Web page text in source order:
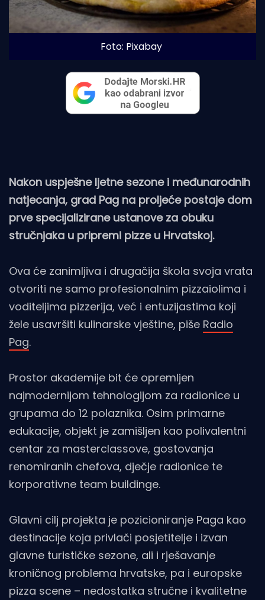
Foto: Pixabay
Nakon uspješne ljetne sezone i međunarodnih
natjecanja, grad Pag na proljeće postaje dom
prve specijalizirane ustanove za obuku
stručnjaka u pripremi pizze u Hrvatskoj.
Ova će zanimljiva i drugačija škola svoja vrata
otvoriti ne samo profesionalnim pizzaiolima i
voditeljima pizzerija, već i entuzijastima koji
žele usavršiti kulinarske vještine, piše Radio
Pag.
Prostor akademije bit će opremljen
najmodernijom tehnologijom za radionice u
grupama do 12 polaznika. Osim primarne
edukacije, objekt je zamišljen kao polivalentni
centar za masterclassove, gostovanja
renomiranih chefova, dječje radionice te
korporativne team buildinge.
Glavni cilj projekta je pozicioniranje Paga kao
destinacije koja privlači posjetitelje i izvan
glavne turističke sezone, ali i rješavanje
kroničnog problema hrvatske, pa i europske
pizza scene – nedostatka stručne i kvalitetne